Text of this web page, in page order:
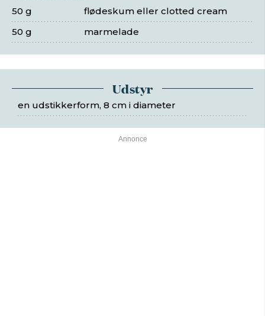
flødeskum eller clotted cream
50 g
marmelade
50 g
Udstyr
en udstikkerform, 8 cm i diameter